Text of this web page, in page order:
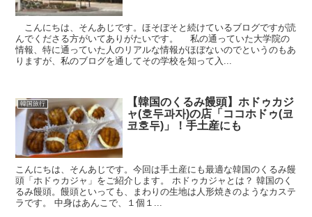
こんにちは、そんあじです。ほそぼそと続けているブログですが読
んでくださる方がいてありがたいです。 私の通っていた大学院の
情報、特に通っていた人のリアルな情報がほぼないのでというのもあ
りますが、私のブログを通してその学校を知って入...
韓国旅行
【韓国のくるみ饅頭】ホドゥカジ
ャ(호두과자)の店「ココホドゥ(코
코호두)」！手土産にも
こんにちは、そんあじです。今回は手土産にも最適な韓国のくるみ饅
頭「ホドゥカジャ」をご紹介します。 ホドゥカジャとは？ 韓国のく
るみ饅頭。饅頭といっても、まわりの生地は人形焼きのようなカステ
ラです。 中身はあんこで、１個１...